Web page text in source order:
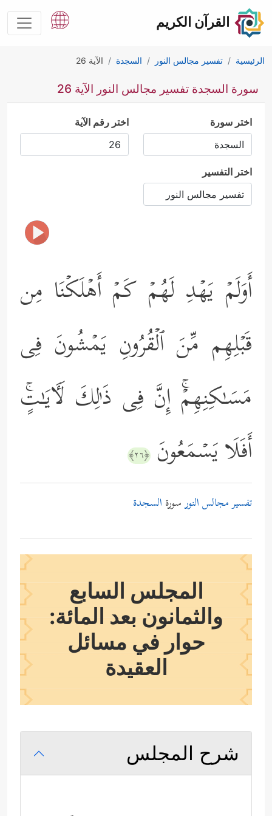
القرآن الكريم
الرئيسية تفسير مجالس النور السجدة الآية 26
سورة السجدة تفسير مجالس النور الآية 26
اختر سورة اختر رقم الآية
اختر التفسير
أَوَلَمۡ یَهۡدِ لَهُمۡ كَمۡ أَهۡلَكۡنَا مِن
قَبۡلِهِم مِّنَ ٱلۡقُرُونِ یَمۡشُونَ فِی
مَسَـٰكِنِهِمۡۚ إِنَّ فِی ذَ ٰ⁠لِكَ لَـَٔایَـٰتٍۚ
أَفَلَا یَسۡمَعُونَ ﴿٢٦﴾
تفسير مجالس النورسورة السجدة
المجلس السابع
والثمانون بعد المائة:
حوار في مسائل
العقيدة
شرح المجلس